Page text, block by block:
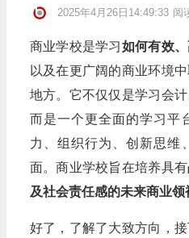
2025年4月26日14:49:33 阅
商业学校是学习如何有效
以及在更广阔的商业环境
地方。它不仅仅是学习会
而是一个更全面的学习平
力、组织行为、创新思维
面。商业学校旨在培养具有
及社会责任感的未来商业领
好了，了解了大致方向，